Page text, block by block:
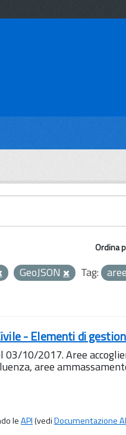
Ordina
GeoJSON Tag:
- Elementi di
10/2017. Aree
aree
leAPI(vediDocumentazione